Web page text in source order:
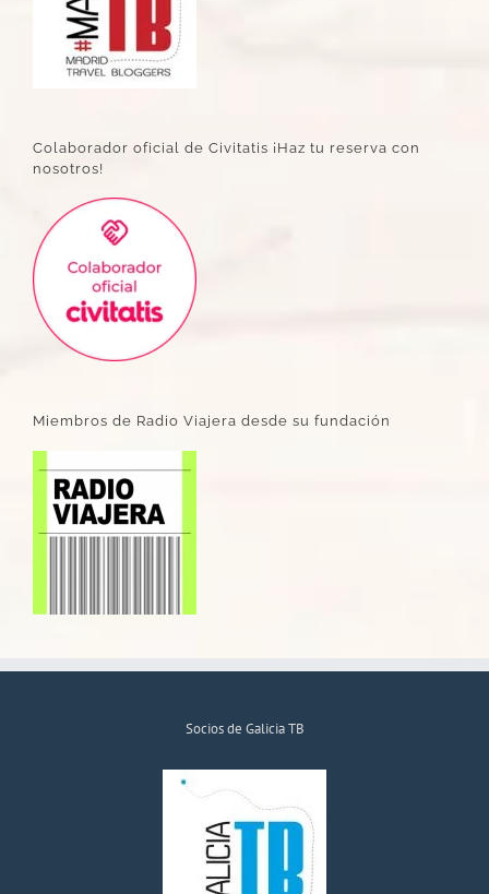
Colaborador oficial de Civitatis ¡Haz tu reserva con
nosotros!
Miembros de Radio Viajera desde su fundación
Socios de Galicia TB